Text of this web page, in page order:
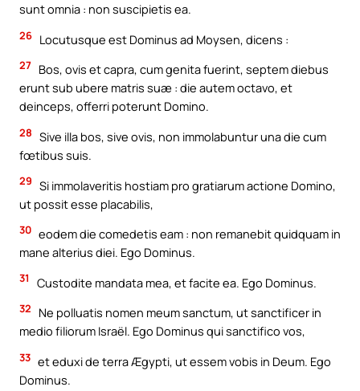
sunt omnia : non suscipietis ea.
26 Locutusque est Dominus ad Moysen, dicens :
27 Bos, ovis et capra, cum genita fuerint, septem diebus
erunt sub ubere matris suæ : die autem octavo, et
deinceps, offerri poterunt Domino.
28 Sive illa bos, sive ovis, non immolabuntur una die cum
fœtibus suis.
29 Si immolaveritis hostiam pro gratiarum actione Domino,
ut possit esse placabilis,
30 eodem die comedetis eam : non remanebit quidquam in
mane alterius diei. Ego Dominus.
31 Custodite mandata mea, et facite ea. Ego Dominus.
32
Ne polluatis nomen meum sanctum, ut sanctificer in
medio filiorum Israël. Ego Dominus qui sanctifico vos,
33 et eduxi de terra Ægypti, ut essem vobis in Deum. Ego
Dominus.